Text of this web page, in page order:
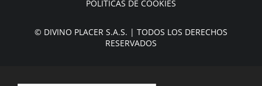
© DIVINO PLACER S.A.S. | TODOS LOS DERECHOS
RESERVADOS
POLÍTICAS DE COOKIES